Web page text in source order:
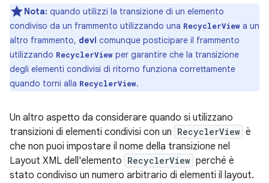
Nota: quando utilizzi la transizione di un elemento
condiviso da un frammento utilizzando una RecyclerView a un
altro frammento, devi comunque posticipare il frammento
utilizzando RecyclerView per garantire che la transizione
degli elementi condivisi di ritorno funziona correttamente
quando torni alla RecyclerView.
Un altro aspetto da considerare quando si utilizzano
transizioni di elementi condivisi con un RecyclerView è
che non puoi impostare il nome della transizione nel
Layout XML dell'elemento RecyclerView perché è
stato condiviso un numero arbitrario di elementi il layout.